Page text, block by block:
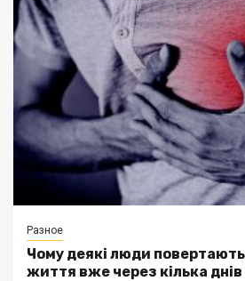
Разное
Чому деякі люди
життя вже через кілька днів